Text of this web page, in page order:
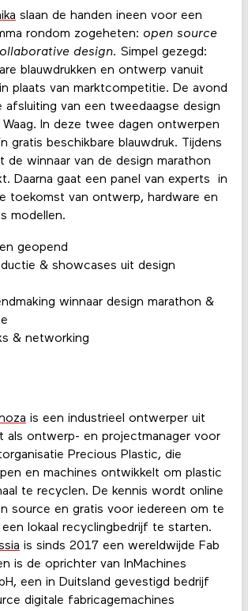
slaan de handen ineen voor een
rondom zogeheten: open source
design. Simpel gezegd:
blauwdrukken en ontwerp vanuit
plaats van marktcompetitie. De avond
afsluiting van een tweedaagse design
In deze twee dagen ontwerpen
gratis beschikbare blauwdruk. Tijdens
de winnaar van de design marathon
Daarna gaat een panel van experts in
toekomst van ontwerp, hardware en
modellen.
geopend
& showcases uit design
winnaar design marathon &
& networking
is een industrieel ontwerper uit
als ontwerp- en projectmanager voor
Precious Plastic, die
en machines ontwikkelt om plastic
te recyclen. De kennis wordt online
source en gratis voor iedereen om te
een lokaal recyclingbedrijf te starten.
is sinds 2017 een wereldwijde Fab
is de oprichter van InMachines
een in Duitsland gevestigd bedrijf
digitale fabricagemachines